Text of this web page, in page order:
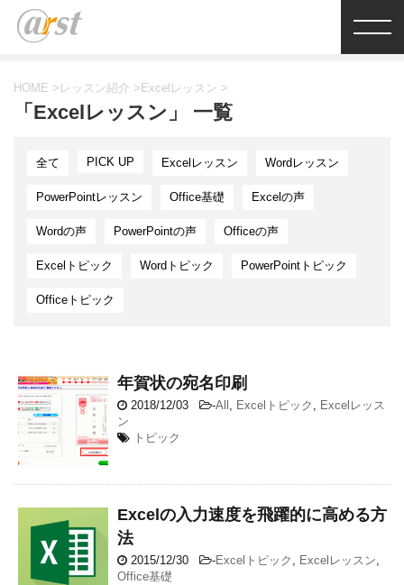
HOME > レッスン紹介 > Excelレッスン >
「Excelレッスン」 一覧
全て PICK UP Excelレッスン Wordレッスン
PowerPointレッスン Office基礎 Excelの声
Wordの声 PowerPointの声 Officeの声
Excelトピック Wordトピック PowerPointトピック
Officeトピック
年賀状の宛名印刷
2018/12/03 -All , Excelトピック , Excelレッス
ン
トピック
Excelの入力速度を飛躍的に高める方
法
2015/12/30 -Excelトピック , Excelレッスン,
Office基礎